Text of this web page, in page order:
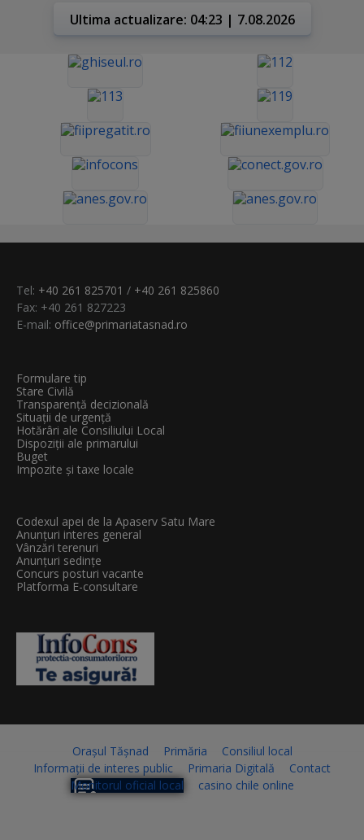
Ultima actualizare: 04:23 | 7.08.2026
Tel: +40 261 825701 / +40 261 825860
Fax: +40 261 827223
E-mail: office@primariatasnad.ro
Formulare tip
Stare Civilă
Transparenţă decizională
Situații de urgență
Hotărâri ale Consiliului Local
Dispoziții ale primarului
Buget
Impozite și taxe locale
Codexul apei de la Apaserv Satu Mare
Anunțuri interes general
Vânzări terenuri
Anunțuri sedințe
Concurs posturi vacante
Platforma E-consultare
Orașul Tășnad Primăria
Consiliul local
Informații de interes public
Primaria Digitală
Contact
Monitorul oficial local
casino chile online